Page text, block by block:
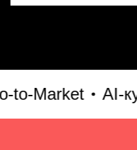
Market AI-